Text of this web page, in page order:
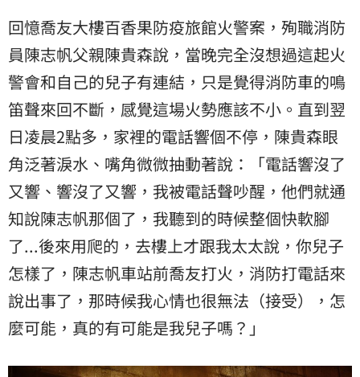
回憶喬友大樓百香果防疫旅館火警案，殉職消防
員陳志帆父親陳貴森說，當晚完全沒想過這起火
警會和自己的兒子有連結，只是覺得消防車的鳴
笛聲來回不斷，感覺這場火勢應該不小。直到翌
日凌晨2點多，家裡的電話響個不停，陳貴森眼
角泛著淚水、嘴角微微抽動著說：「電話響沒了
又響、響沒了又響，我被電話聲吵醒，他們就通
知說陳志帆那個了，我聽到的時候整個快軟腳
了...後來用爬的，去樓上才跟我太太說，你兒子
怎樣了，陳志帆車站前喬友打火，消防打電話來
說出事了，那時候我心情也很無法（接受），怎
麼可能，真的有可能是我兒子嗎？」